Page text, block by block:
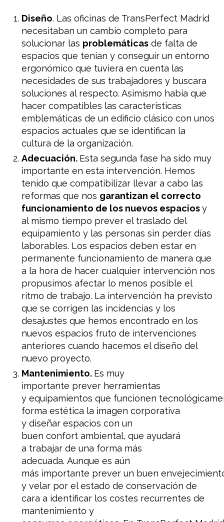
Diseño. Las oficinas de TransPerfect Madrid
necesitaban un cambio completo para
solucionar las problemáticasde falta de
espacios que tenían y conseguir un entorno
ergonómico que tuviera en cuenta las
necesidades de sus trabajadores y buscara
soluciones al respecto. Asimismo había que
hacer compatibles las características
emblemáticas de un edificio clásico con unos
espacios actuales que se identifican la
cultura de la organización.
Adecuación. Esta segunda fase ha sido muy
importante en esta intervención. Hemos
tenido que compatibilizar llevar a cabo las
reformas que nos garantizan el correcto
funcionamiento de los nuevos espaciosy
al mismo tiempo prever el traslado del
equipamiento y las personas sin perder días
laborables. Los espacios deben estar en
permanente funcionamiento de manera que
a la hora de hacer cualquier intervención nos
propusimos afectar lo menos posible el
ritmo de trabajo. La intervención ha previsto
que se corrigen las incidencias y los
desajustes que hemos encontrado en los
nuevos espacios fruto de intervenciones
anteriores cuando hacemos el diseño del
nuevo proyecto.
Mantenimiento. Es muy
importante prever herramientas
y equipamientos que funcionen
forma estética la imagen corporativa
y diseñar espacios con un
buen confort ambiental, que ayudará
a trabajar de una forma más
adecuada. Aunque es aún
más importante prever un buen
y velar por el estado de conservación de
cara a identificar los costes recurrentes de
mantenimiento y